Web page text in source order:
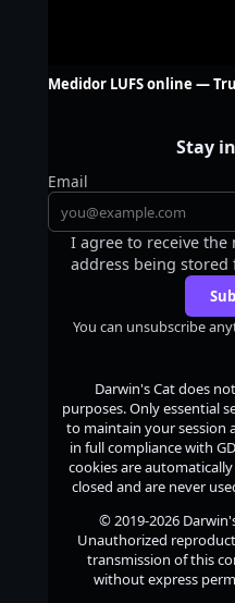
Medidor LUFS online —
Stay
Email
I agree to receive the
address being
You can unsubscribe
Darwin's Catdoes
purposes. Only essential
to maintain your session
in full compliance with
cookies are
closed and are never
© 2019-2026
Unauthorized
transmission of this
without express